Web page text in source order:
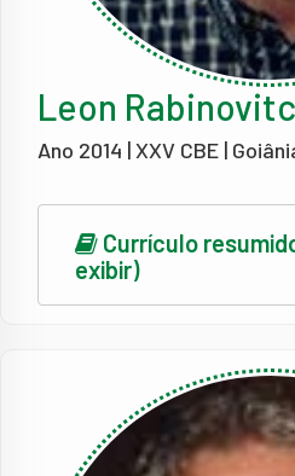
Leon
Ano 2014 | XXV CBE |
Currículo
exibir)